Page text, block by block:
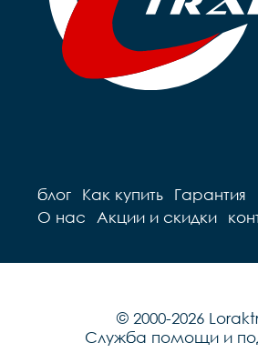
блог Как купить Гарантия
О нас
Акции и скидки
© 2000-2026
Служба помощи и